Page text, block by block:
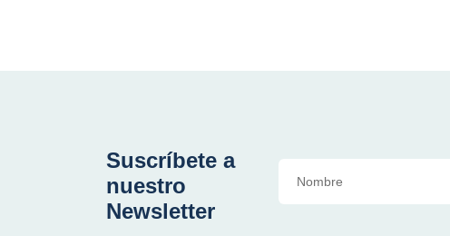
Suscríbete a
nuestro
Newsletter